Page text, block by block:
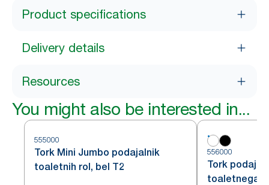
Product specifications
Delivery details
Resources
You might also be interested in...
555000
Tork Mini Jumbo podajalnik
toaletnih rol, bel T2
556000
Tork
toaletnega